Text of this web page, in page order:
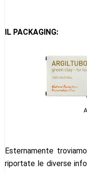
IL PACKAGING:
Esternamente
riportate le diverse